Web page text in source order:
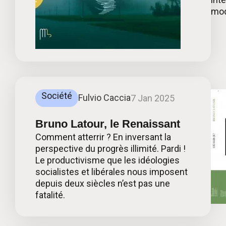
Société Fulvio Caccia7 Jan 2025
Bruno Latour, le Renaissant
Comment atterrir ? En inversant la
perspective du progrès illimité. Pardi !
Le productivisme que les idéologies
socialistes et libérales nous imposent
depuis deux siècles n’est pas une
fatalité.